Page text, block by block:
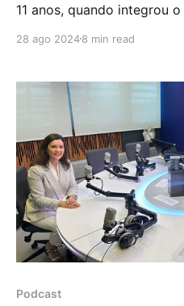
11 anos, quando integrou
reconhecidas da sua
Joana Seixas é uma
28 ago 20248 min read
Podcast